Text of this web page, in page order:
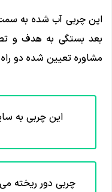
این چربی آب شده به
بعد بستگی به هدف و
مشاوره تعیین شده دو
این چربی به
چربی دور ریخته